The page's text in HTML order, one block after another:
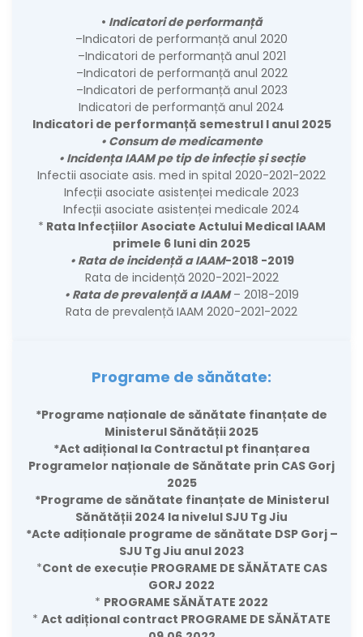
• Indicatori de performanță
–Indicatori de performanță anul 2020
–Indicatori de performanță anul 2021
–Indicatori de performanță anul 2022
–Indicatori de performanță anul 2023
Indicatori de performanță anul 2024
Indicatori de performanță semestrul I anul 2025
• Consum de medicamente
• Incidența IAAM pe tip de infecție și secție
Infectii asociate asis. med in spital 2020-2021-2022
Infecții asociate asistenței medicale 2023
Infecții asociate asistenței medicale 2024
* Rata Infecțiilor Asociate Actului Medical IAAM
primele 6 luni din 2025
• Rata de incidență a IAAM-2018 -2019
Rata de incidență 2020-2021-2022
• Rata de prevalență a IAAM– 2018-2019
Rata de prevalență IAAM 2020-2021-2022
Programe de sănătate:
*Programe naționale de sănătate finanțate de
Ministerul Sănătății 2025
*Act adițional la Contractul pt finanțarea
Programelor naționale de Sănătate prin CAS Gorj
2025
*Programe de sănătate finanțate de Ministerul
Sănătății 2024 la nivelul SJU Tg Jiu
*Acte adiționale programe de sănătate DSP Gorj –
SJU Tg Jiu anul 2023
*Cont de execuție PROGRAME DE SĂNĂTATE CAS
GORJ 2022
* PROGRAME SĂNĂTATE 2022
* Act adițional contract PROGRAME DE SĂNĂTATE